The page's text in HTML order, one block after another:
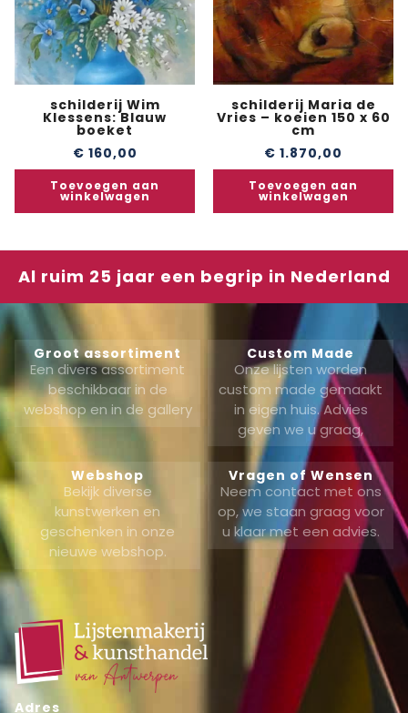
schilderij Wim
Klessens: Blauw
boeket
€ 160,00
Toevoegen aan
winkelwagen
schilderij Maria de
Vries – koeien 150 x 60
cm
€ 1.870,00
Toevoegen aan
winkelwagen
Al ruim 25 jaar een begrip in Nederland
Groot assortiment
Een divers assortiment
beschikbaar in de
webshop en in de gallery
Custom Made
Onze lijsten worden
custom made gemaakt
in eigen huis. Advies
geven we u graag,
Webshop
Bekijk diverse
kunstwerken en
geschenken in onze
nieuwe webshop.
Vragen of Wensen
Neem contact met ons
op, we staan graag voor
u klaar met een advies.
Adres